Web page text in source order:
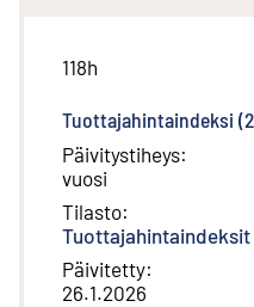
118h
Tuottajahintaindeksi
Päivitystiheys:
vuosi
Tilasto:
Tuottajahintaindeksit
Päivitetty:
26.1.2026